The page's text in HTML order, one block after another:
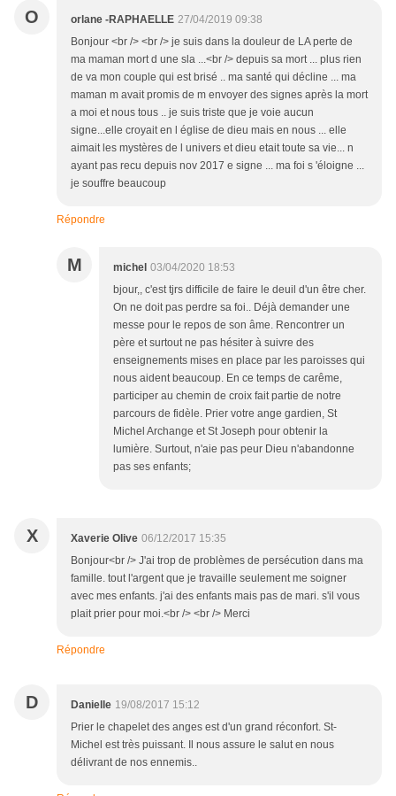
O orlane -RAPHAELLE 27/04/2019 09:38
Bonjour <br /> <br /> je suis dans la douleur de LA perte de
ma maman mort d une sla ...<br /> depuis sa mort ... plus rien
de va mon couple qui est brisé .. ma santé qui décline ... ma
maman m avait promis de m envoyer des signes après la mort
a moi et nous tous .. je suis triste que je voie aucun
signe...elle croyait en l église de dieu mais en nous ... elle
aimait les mystères de l univers et dieu etait toute sa vie... n
ayant pas recu depuis nov 2017 e signe ... ma foi s 'éloigne ...
je souffre beaucoup
Répondre
M michel 03/04/2020 18:53
bjour,, c'est tjrs difficile de faire le deuil d'un être cher.
On ne doit pas perdre sa foi.. Déjà demander une
messe pour le repos de son âme. Rencontrer un
père et surtout ne pas hésiter à suivre des
enseignements mises en place par les paroisses qui
nous aident beaucoup. En ce temps de carême,
participer au chemin de croix fait partie de notre
parcours de fidèle. Prier votre ange gardien, St
Michel Archange et St Joseph pour obtenir la
lumière. Surtout, n'aie pas peur Dieu n'abandonne
pas ses enfants;
X Xaverie Olive 06/12/2017 15:35
Bonjour<br /> J'ai trop de problèmes de persécution dans ma
famille. tout l'argent que je travaille seulement me soigner
avec mes enfants. j'ai des enfants mais pas de mari. s'il vous
plait prier pour moi.<br /> <br /> Merci
Répondre
D Danielle 19/08/2017 15:12
Prier le chapelet des anges est d'un grand réconfort. St-
Michel est très puissant. Il nous assure le salut en nous
délivrant de nos ennemis..